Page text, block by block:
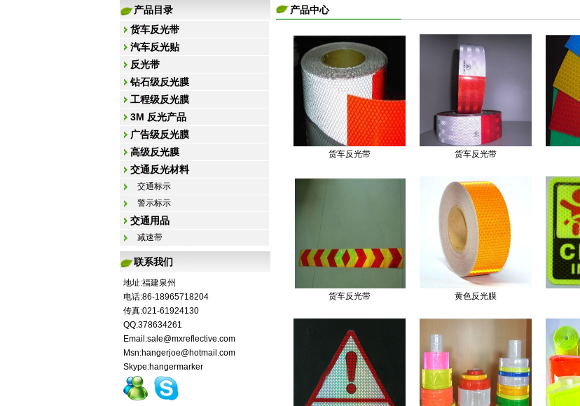
产品目录
货车反光带
汽车反光贴
反光带
钻石级反光膜
工程级反光膜
3M 反光产品
广告级反光膜
高级反光膜
交通反光材料
交通标示
警示标示
交通用品
减速带
联系我们
地址:福建泉州
电话:86-18965718204
传真:021-61924130
QQ:378634261
Email:sale@mxreflective.com
Msn:hangerjoe@hotmail.com
Skype:hangermarker
产品中心
货车反光带 货车反光带
货车反光带 黄色反光膜